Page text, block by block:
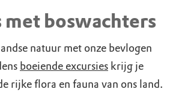
met boswachters
natuur met onze bevlogen
boeiende excursies krijg je
rijke flora en fauna van ons land.